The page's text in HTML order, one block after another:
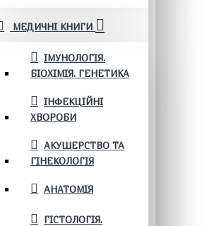
МЕДИЧНІ КНИГИ
ІМУНОЛОГІЯ.
БІОХІМІЯ. ГЕНЕТИКА
ІНФЕКЦІЙНІ
ХВОРОБИ
АКУШЕРСТВО ТА
ГІНЕКОЛОГІЯ
АНАТОМІЯ
ГІСТОЛОГІЯ.